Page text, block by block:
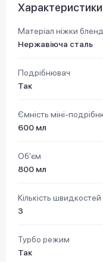
Матеріал ніжки
Нержавіюча сталь
Подрібнювач
Так
Ємність міні-
600 мл
Об'єм
800 мл
Кількість швидкостей
3
Турбо режим
Так